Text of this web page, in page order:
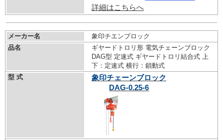
詳細はこちらへ
メーカー名
象印チエンブロック
品名
ギヤードトロリ形 電気チェーンブロック
DAG型 定速式 ギヤードトロリ結合式 上
下：定速式 横行：鎖動式
型 式
象印チェーンブロック
DAG-0.25-6